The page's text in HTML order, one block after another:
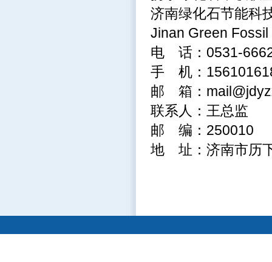
济南绿化石节能科
Jinan Green
电 话： 0531-
手 机：
邮 箱：
联系人：王总监
邮 编： 250010
地 址：济南市历